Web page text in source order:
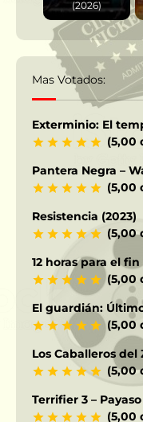
(2026)
Mas Votados:
Exterminio: El
(5,00
Pantera Negra –
(5,00
Resistencia (2023)
(5,00
12 horas para el
(5,00
El guardián:
(5,00
Los Caballeros del
(5,00
Terrifier 3 –
(5,00